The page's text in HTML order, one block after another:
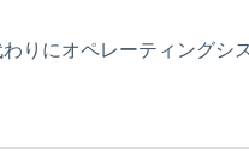
りにオペレーティングシ